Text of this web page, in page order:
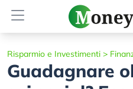
Risparmio e Investimenti >
Guadagnare